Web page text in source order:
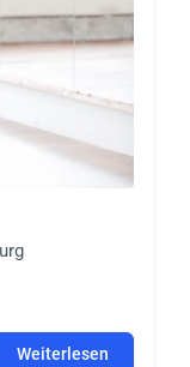
Weiterlesen